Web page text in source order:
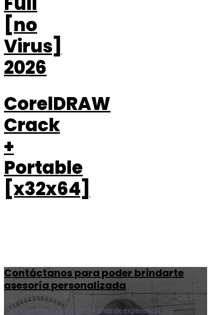
[no
Virus]
2026
CorelDRAW
Crack
+
Portable
[x32x64]
Contáctanos para poder brindarte
asesoría personalizada
Permítenos que nuestros 34 años de experiencia nos